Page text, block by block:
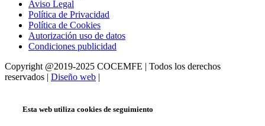
Aviso Legal
Política de Privacidad
Política de Cookies
Autorización uso de datos
Condiciones publicidad
Copyright @2019-2025 COCEMFE | Todos los derechos
reservados | Diseño web |
Esta web utiliza cookies de seguimiento